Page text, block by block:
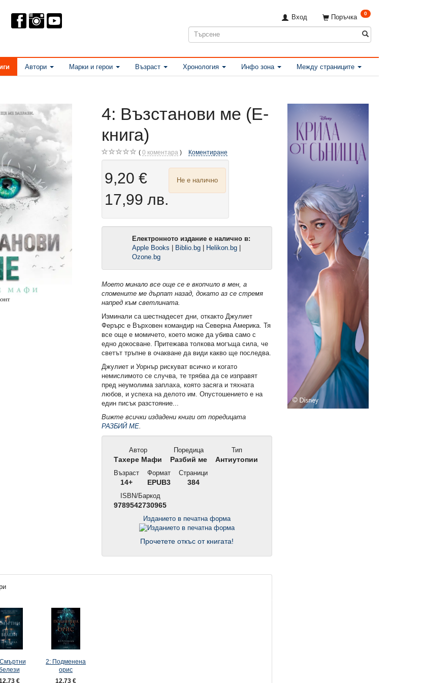
Поръчка 0
Вход
Автори Марки и герои Възраст Хронология Инфо зона Между страниците
24,43 лв.
експлоатация на мъжа, пълен
4: Възстанови ме (Е-
книга)
0 коментара Коментиране
9,20 €
17,99 лв.
Не е налично
Електронното издание е налично в:
Apple Books | Biblio.bg | Helikon.bg |
Ozone.bg
Моето минало все ощесе е вкопчило в мен,а
спомените ме дърпат назад,докато аз се стремя
напред къмсветлината.
Изминали са шестнадесет дни, откакто Джулиет
Ферърс е Върховен командир на Северна Америка. Тя
все още е момичето, което може да убива само с
едно докосване. Притежава толкова могъща сила, че
светът тръпне в очакване да види какво ще последва.
Джулиет и Уорнър рискуват всичко и когато
немислимото се случва, те трябва да се изправят
пред неумолима заплаха, която засяга и тяхната
любов, и успеха на делото им. Опустошението е на
един писък разстояние...
Вижте всички издадени книги от поредицата
РАЗБИЙ МЕ
Автор
Тахере Мафи
Поредица
Разбий ме
Тип
Антиутопии
Възраст
14+
Формат
EPUB3
Страници
384
ISBN/Баркод
9789542730965
Изданието в печатна форма
Прочетете откъс от книгата!
€
2: Подменена
орис
12,73 €